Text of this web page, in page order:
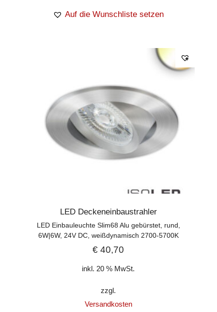
Auf die Wunschliste setzen
LED Deckeneinbaustrahler
LED Einbauleuchte Slim68 Alu gebürstet, rund,
6W|6W, 24V DC, weißdynamisch 2700-5700K
€ 40,70
inkl. 20 % MwSt.
zzgl.
Versandkosten